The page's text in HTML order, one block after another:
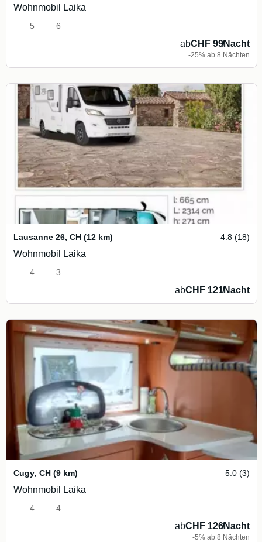
Wohnmobil Laika
5 6
abCHF 99/Nacht
-25% ab 8 Nächten
Lausanne 26, CH (12 km) 4.8 (18)
Wohnmobil Laika
4 3
abCHF 121/Nacht
Cugy, CH (9 km) 5.0 (3)
Wohnmobil Laika
4 4
abCHF 126/Nacht
-5% ab 8 Nächten